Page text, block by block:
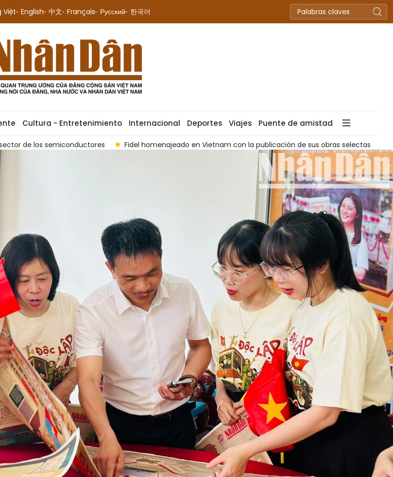
Việt English 中文 Français Русский 한국어
Cultura - Entretenimiento Internacional Deportes Viajes Puente de amistad
en Vietnam con la publicación de sus obras selectas Jóvenes vietnamitas participan en Campamento